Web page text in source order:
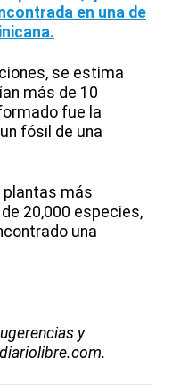
en una de
se estima
más de 10
fue la
fósil de una
plantas más
20,000 especies,
una
y